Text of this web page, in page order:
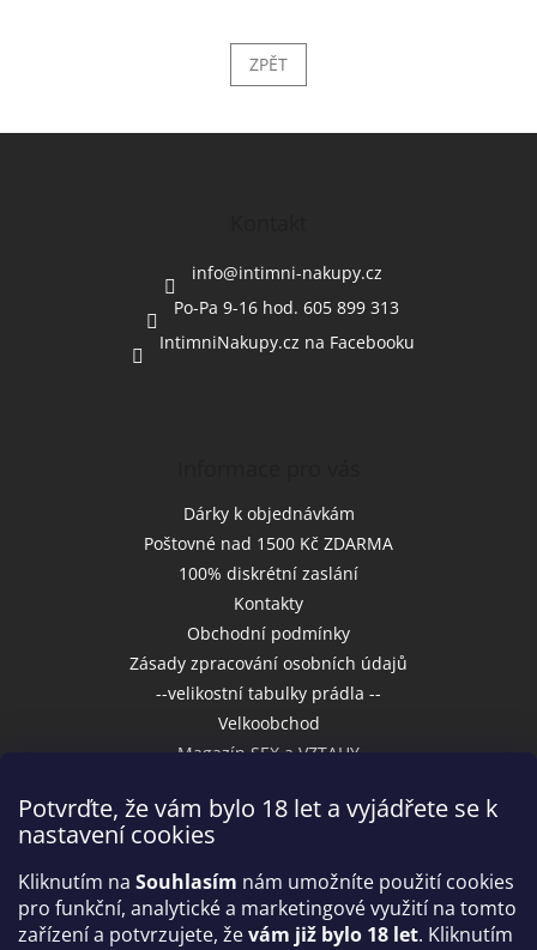
Potvrďte, že vám bylo 18 let a vyjádřete se k
nastavení cookies
Kliknutím na Souhlasím nám umožníte použití cookies
pro funkční, analytické a marketingové využití na tomto
zařízení a potvrzujete, ževám již bylo 18 let. Kliknutím
ZPĚT
info@intimni-nakupy.cz
Po-Pa 9-16 hod. 605 899 313
IntimniNakupy.cz na Facebooku
Dárky k objednávkám
Poštovné nad 1500 Kč ZDARMA
100% diskrétní zaslání
Kontakty
Obchodní podmínky
Zásady zpracování osobních údajů
--velikostní tabulky prádla --
Velkoobchod
Magazín SEX a VZTAHY
Přijímáme online platby